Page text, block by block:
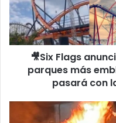
cierre
de
uno
de
parques
en
EE.UU.;
🎥Six Flags
parques más
pasará con